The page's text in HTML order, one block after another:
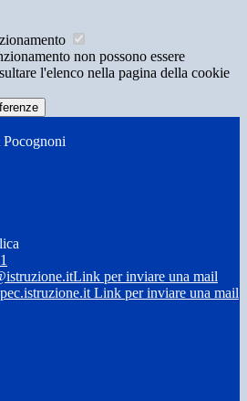
non possono essere
l'elenco nella pagina della cookie
Link per inviare una mail
Link per inviare una mail